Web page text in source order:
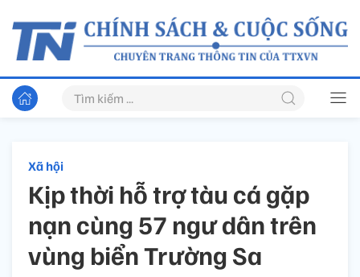
Xã hội
Kịp thời hỗ trợ tàu cá gặp
nạn cùng 57 ngư dân trên
vùng biển Trường Sa